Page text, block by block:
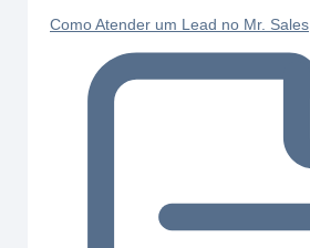
Como Atender um Lead no Mr. Sales